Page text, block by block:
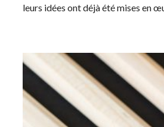
leurs idées ont déjà été mises en